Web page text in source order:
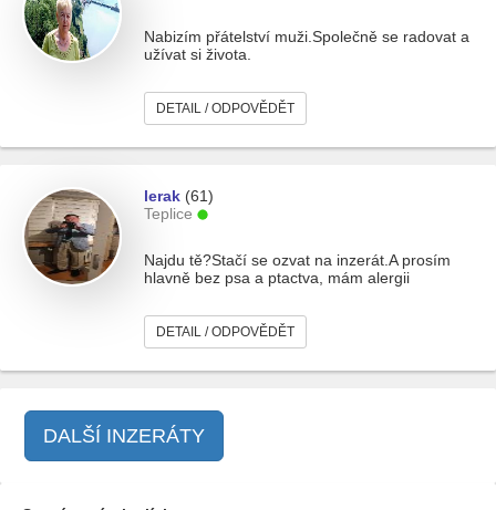
Nabizím přátelství muži.Společně se radovat a
užívat si života.
DETAIL / ODPOVĚDĚT
lerak (61)
Teplice
Najdu tě?Stačí se ozvat na inzerát.A prosím
hlavně bez psa a ptactva, mám alergii
DETAIL / ODPOVĚDĚT
DALŠÍ INZERÁTY